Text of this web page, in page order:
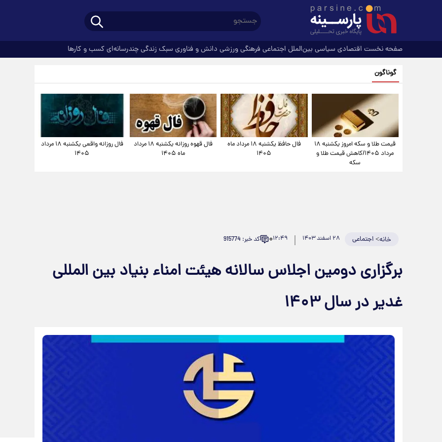
صفحه نخست اقتصادی سیاسی بین‌الملل اجتماعی فرهنگیورزشی دانش و فناوری سبک زندگیچندرسانه‌ای کسب و کارها
گوناگون
قیمت طلا و سکه امروز یکشنبه ۱۸
مرداد ۱۴۰۵/کاهش قیمت طلا و
سکه
فال حافظ یکشنبه ۱۸ مرداد ماه
۱۴۰۵
فال قهوه روزانه یکشنبه ۱۸ مرداد
ماه ۱۴۰۵
فال روزانه واقعی یکشنبه ۱۸ مرداد
۱۴۰۵
خانه>اجتماعی ۲۸ اسفند ۱۴۰۳ ۱۲:۴۹۰ کد خبر: 915774
برگزاری دومین اجلاس سالانه هیئت امناء بنیاد بین المللی
غدیر در سال ۱۴۰۳